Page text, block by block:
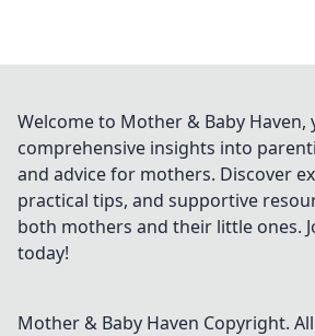
Welcome to Mother & Baby
comprehensive insights into
and advice for mothers. Discover
practical tips, and supportive
both mothers and their little ones.
today!
Mother & Baby Haven Copyright.